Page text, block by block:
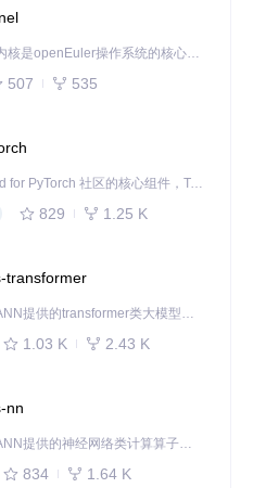
openEuler内核是openEuler操作系统的核心，既是系统性能与稳定性的基石，也是连接处理器、设备与服务的桥梁。
507 535
作为 Ascend for PyTorch 社区的核心组件，TorchNPU 是昇腾专为 PyTorch 打造的深度学习适配插件，使 PyTorch 框架能够直接调用昇腾 NPU，为开发者提供昇腾 AI 处理器的超强算力。
829 1.25 K
transformer
本项目是CANN提供的transformer类大模型算子库，实现网络在NPU上加速计算。
1.03 K 2.43 K
nn
本项目是CANN提供的神经网络类计算算子库，实现网络在NPU上加速计算。
834 1.64 K